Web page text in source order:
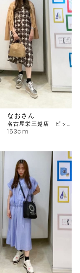
153cm
なおさん
名古屋栄三越店 ピッコーネ